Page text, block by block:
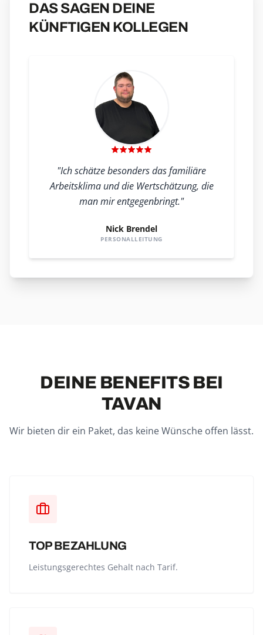
DAS SAGEN DEINE
KÜNFTIGEN KOLLEGEN
"Ich schätze besonders das familiäre
Arbeitsklima und die Wertschätzung, die
man mir entgegenbringt."
Nick Brendel
PERSONALLEITUNG
DEINE BENEFITS BEI
TAVAN
Wir bieten dir ein Paket, das keine Wünsche offen lässt.
TOP BEZAHLUNG
Leistungsgerechtes Gehalt nach Tarif.